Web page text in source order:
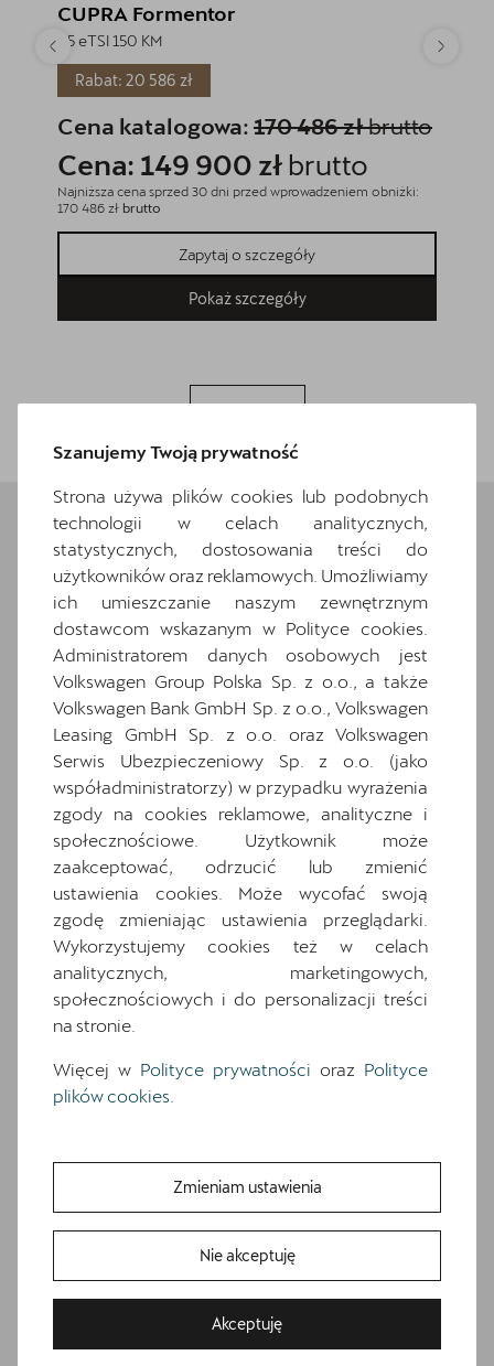
CUPRA Formentor
1.5 eTSI 150 KM
Rabat: 20 586 zł
Cena katalogowa: 170 486 złbrutto
Cena: 149 900 zł brutto
Najniższa cena sprzed 30 dni przed wprowadzeniem obniżki:
170 486 zł brutto
Zapytaj o szczegóły
Pokaż szczegóły
1.5
Wybrane elementy
wyposażenia
Ten samochód bazuje na wersjiFormentor
Zapoznaj się z wybranymi elementami jego
wyposażenia. O pełną specyfikację zapytaj
dealera.
Wyposażenie standardowe
Wyposażenie dodatkowe i pakiety
18-calowe felgi aluminiowe TEMPEST w
kolorze srebrnym
6 głośników
7 poduszek powietrznych (2 przednie, 2
boczne, 2 kurtyny powietrzne, poduszka
centralna)
Awaryjne wspomaganie kierowaniem i
Czujniki parkowania z przodu i z tyłu
Dwupoziomowa podłoga bagażnika
Informacje o oponach
Materiałowa ze skórą ekologiczną w kolorze
Szanujemy Twoją prywatność
Strona używa plików cookies lub podobnych
technologii w celach analitycznych,
statystycznych, dostosowania treści do
użytkowników oraz reklamowych. Umożliwiamy
ich umieszczanie naszym zewnętrznym
dostawcom wskazanym w Polityce cookies.
Administratorem danych osobowych jest
Volkswagen Group Polska Sp. z o.o., a także
Volkswagen Bank GmbH Sp. z o.o., Volkswagen
Leasing GmbH Sp. z o.o. oraz Volkswagen
Serwis Ubezpieczeniowy Sp. z o.o. (jako
współadministratorzy) w przypadku wyrażenia
zgody na cookies reklamowe, analityczne i
społecznościowe. Użytkownik może
zaakceptować, odrzucić lub zmienić
ustawienia cookies. Może wycofać swoją
zgodę zmieniając ustawienia przeglądarki.
Wykorzystujemy cookies też w celach
analitycznych, marketingowych,
społecznościowych i do personalizacji treści
na stronie.
Więcej w Polityce prywatności oraz Polityce
plików cookies
Zmieniam ustawienia
Nie akceptuję
Akceptuję